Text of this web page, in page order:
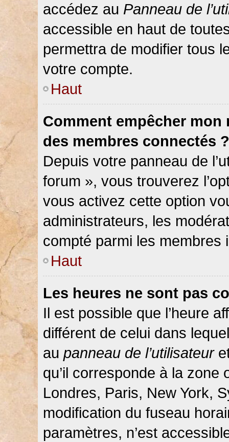
accédez au Panneau de
accessible en haut de
permettra de modifier tous
votre compte.
Haut
Comment empêcher mon
des membres connectés ?
Depuis votre panneau de
forum », vous trouverez
vous activez cette option
administrateurs, les
compté parmi les membres
Haut
Les heures ne sont pas
Il est possible que l’heure
différent de celui dans
au panneau de l’utilisateur
qu’il corresponde à la
Londres, Paris, New York,
modification du fuseau
paramètres, n’est